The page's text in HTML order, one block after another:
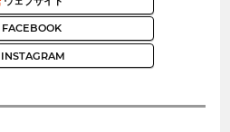
FACEBOOK
INSTAGRAM